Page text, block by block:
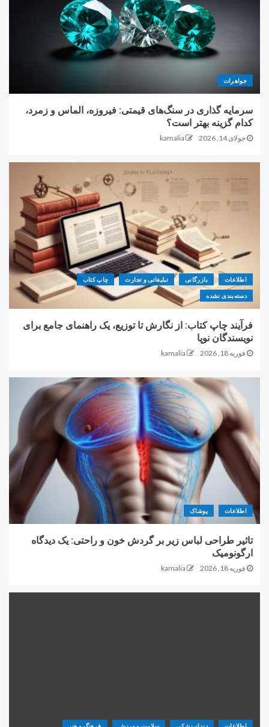
جواهرات
سرمایه گذاری در سنگ‌های قیمتی: فیروزه، الماس و زمرد،
کدام گزینه بهتر است؟
جولای 14, 2026 kamalia
اطلاعات بازرگانی تبلیغاتی و تجارت چاپ کتاب
دسته‌بندی نشده
فرآیند چاپ کتاب: از نگارش تا توزیع، یک راهنمای جامع برای
نویسندگان نوپا
فوریه 18, 2026 kamalia
اطلاعات پوشاک
تاثیر طراحی لباس زیر بر گردش خون و راحتی: یک دیدگاه
ارگونومیک
فوریه 18, 2026 kamalia